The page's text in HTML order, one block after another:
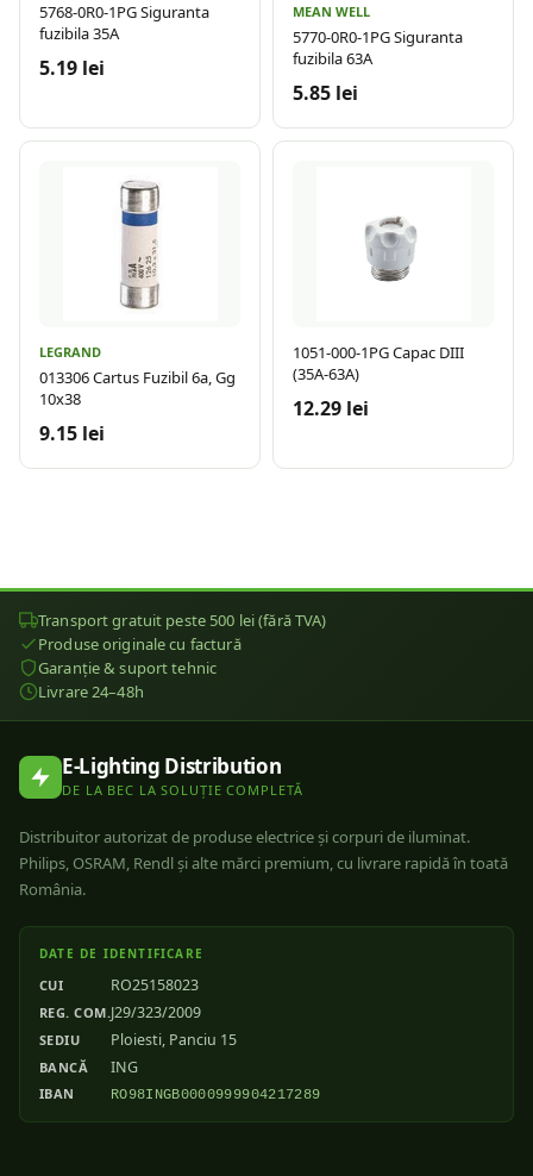
5768-0R0-1PG Siguranta
fuzibila 35A
5.19 lei
MEAN WELL
5770-0R0-1PG Siguranta
fuzibila 63A
5.85 lei
LEGRAND
013306 Cartus Fuzibil 6a, Gg
10x38
9.15 lei
1051-000-1PG Capac DIII
(35A-63A)
12.29 lei
Transport gratuit peste 500 lei (fără TVA)
Produse originale cu factură
Garanție & suport tehnic
Livrare 24–48h
E-Lighting Distribution
DE LA BEC LA SOLUȚIE COMPLETĂ
Distribuitor autorizat de produse electrice și corpuri de iluminat.
Philips, OSRAM, Rendl și alte mărci premium, cu livrare rapidă în toată
România.
DATE DE IDENTIFICARE
CUI RO25158023
REG. COM.J29/323/2009
SEDIU Ploiesti, Panciu 15
BANCĂ ING
IBAN RO98INGB0000999904217289